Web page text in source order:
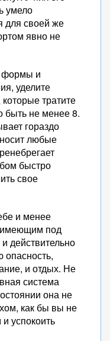
умело
для своей же
явно не
формы и
уделите
тратите
быть не менее 8.
гораздо
любые
быстро
свое
и менее
под
действительно
и отдых. Не
система
она не
как бы вы не
успокоить